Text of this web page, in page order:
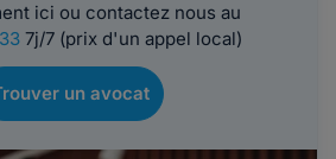
ici ou contactez nous au
7j/7 (prix d'un appel local)
un avocat